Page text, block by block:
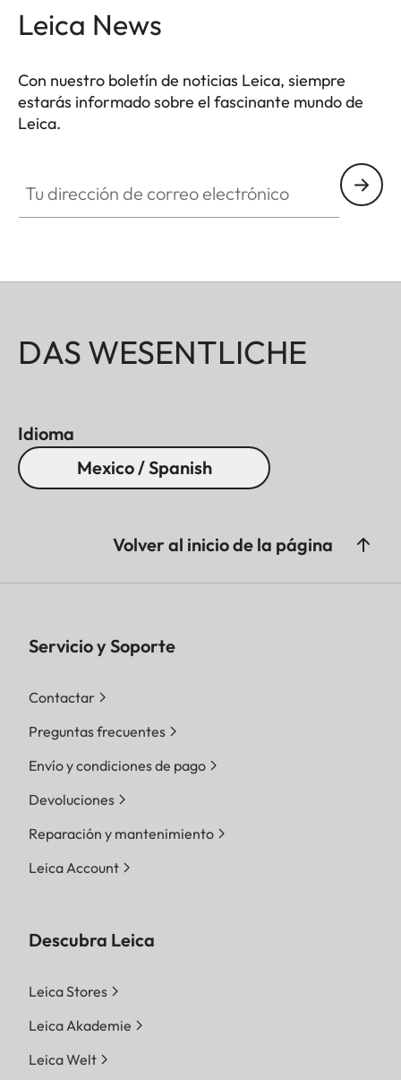
Leica News
Con nuestro boletín de noticias Leica, siempre
estarás informado sobre el fascinante mundo de
Leica.
DAS WESENTLICHE
Idioma
Mexico / Spanish
Volver al inicio de la página
Servicio y Soporte
Contactar
Preguntas frecuentes
Envío y condiciones de pago
Devoluciones
Reparación y mantenimiento
Leica Account
Descubra Leica
Leica Stores
Leica Akademie
Leica Welt